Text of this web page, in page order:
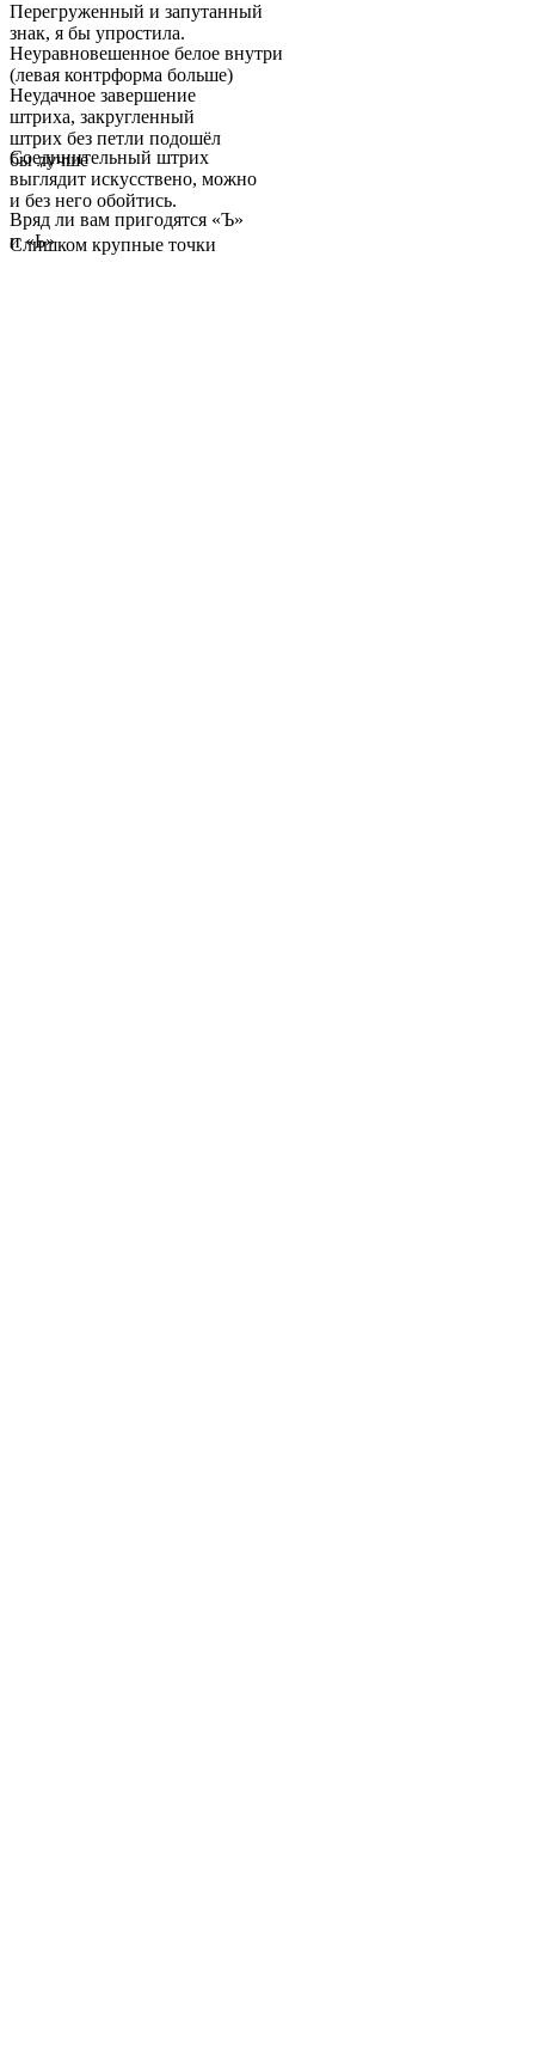
Перегруженный и запутанный
знак, я бы упростила.
Неуравновешенное белое внутри
(левая контрформа больше)
Неудачное завершение
штриха, закругленный
штрих без петли подошёл
бы лучше
Соединительный штрих
выглядит искусствено, можно
и без него обойтись.
Вряд ли вам пригодятся «Ъ»
и «Ь»
Слишком крупные точки